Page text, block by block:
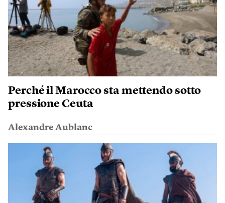
Perché il Marocco sta mettendo sotto
pressione Ceuta
Alexandre Aublanc